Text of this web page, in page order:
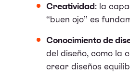
Creatividad: la
“buen ojo” es
Conocimiento de
del diseño, como la
crear diseños